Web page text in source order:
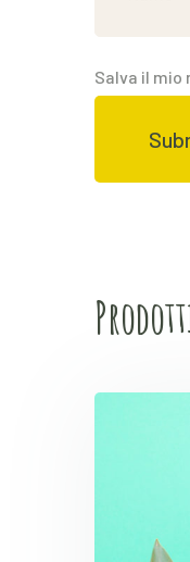
Salva il mio